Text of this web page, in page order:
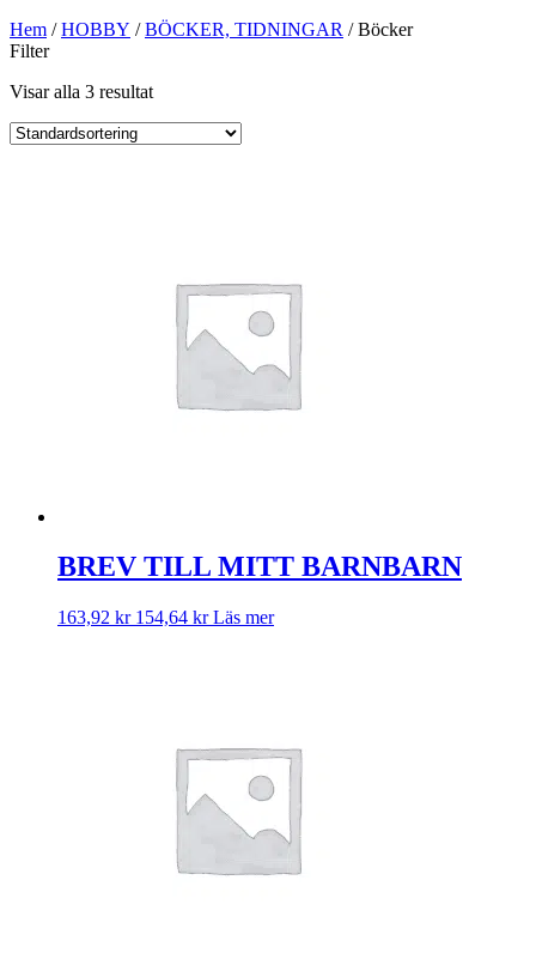
Hem /HOBBY /BÖCKER, TIDNINGAR / Böcker
Filter
Visar alla 3 resultat
BREV TILL MITT BARNBARN
163,92 kr 154,64 kr Läs mer